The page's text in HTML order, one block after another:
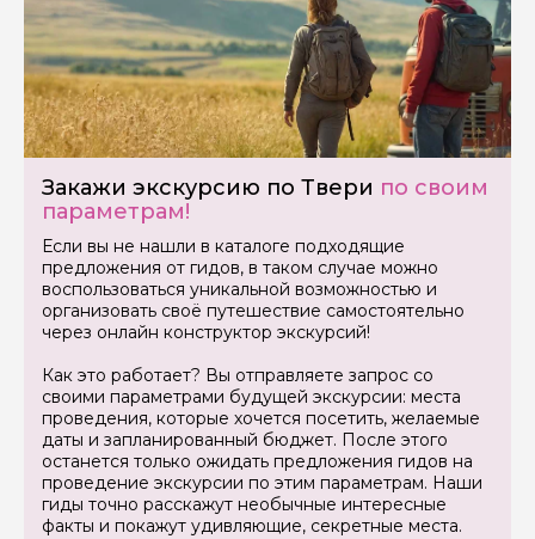
Закажи экскурсию по Твери по своим
параметрам!
Если вы не нашли в каталоге подходящие
предложения от гидов, в таком случае можно
воспользоваться уникальной возможностью и
организовать своё путешествие самостоятельно
через онлайн конструктор экскурсий!
Как это работает? Вы отправляете запрос со
своими параметрами будущей экскурсии: места
проведения, которые хочется посетить, желаемые
даты и запланированный бюджет. После этого
останется только ожидать предложения гидов на
проведение экскурсии по этим параметрам. Наши
гиды точно расскажут необычные интересные
факты и покажут удивляющие, секретные места.